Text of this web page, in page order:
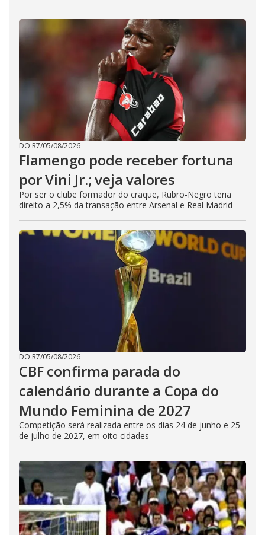
DO R7/05/08/2026
Flamengo pode receber fortuna
por Vini Jr.; veja valores
Por ser o clube formador do craque, Rubro-Negro teria
direito a 2,5% da transação entre Arsenal e Real Madrid
DO R7/05/08/2026
CBF confirma parada do
calendário durante a Copa do
Mundo Feminina de 2027
Competição será realizada entre os dias 24 de junho e 25
de julho de 2027, em oito cidades